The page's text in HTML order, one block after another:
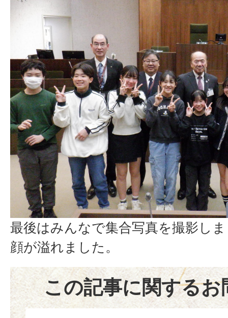
最後はみんなで集合写真を撮影し
顔が溢れました。
この記事に関するお